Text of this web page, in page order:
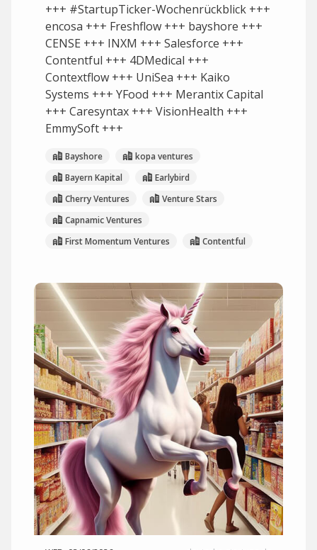
+++ #StartupTicker-Wochenrückblick +++
encosa +++ Freshflow +++ bayshore +++
CENSE +++ INXM +++ Salesforce +++
Contentful +++ 4DMedical +++
Contextflow +++ UniSea +++ Kaiko
Systems +++ YFood +++ Merantix Capital
+++ Caresyntax +++ VisionHealth +++
EmmySoft +++
Bayshore
kopa ventures
Bayern Kapital
Earlybird
Cherry Ventures
Venture Stars
Capnamic Ventures
First Momentum Ventures
Contentful